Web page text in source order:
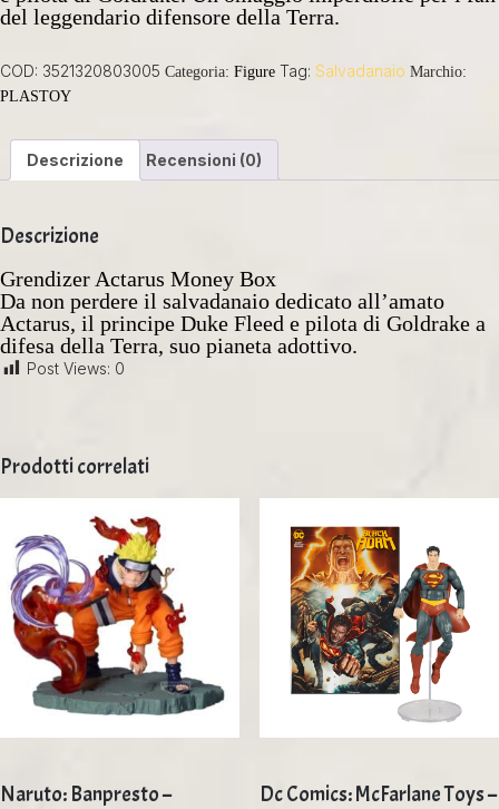
del leggendario difensore della Terra.
COD: 3521320803005 Categoria: Figure Tag: Salvadanaio Marchio:
PLASTOY
Descrizione Recensioni (0)
Descrizione
Grendizer Actarus Money Box
Da non perdere il salvadanaio dedicato all’amato
Actarus, il principe Duke Fleed e pilota di Goldrake a
difesa della Terra, suo pianeta adottivo.
Post Views: 0
Prodotti correlati
Naruto: Banpresto – Dc Comics: McFarlane Toys –